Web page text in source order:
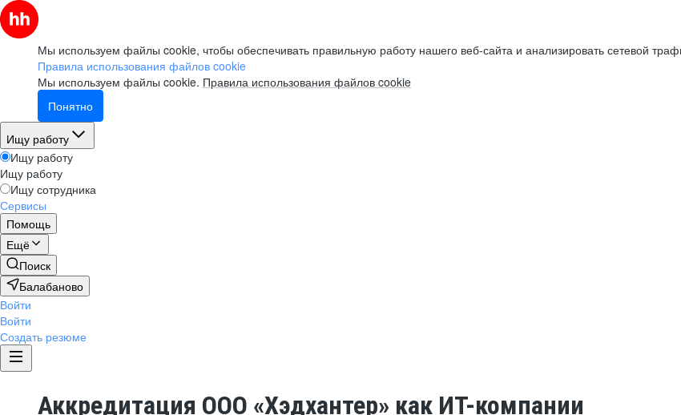
Мы используем файлы cookie, чтобы обеспечивать правильную работу нашего веб-сайта и анализировать сетевой
Правила использования файлов cookie
Мы используем файлы cookie. Правила использования файлов cookie
Понятно
Ищу работу
Ищу работу
Ищу работу
Ищу сотрудника
Сервисы
Помощь
Ещё
Поиск
Балабаново
Войти
Войти
Создать резюме
Аккредитация ООО «Хэдхантер» как ИТ-компании